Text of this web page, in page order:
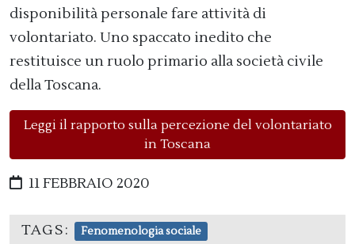
disponibilità personale fare attività di
volontariato. Uno spaccato inedito che
restituisce un ruolo primario alla società civile
della Toscana.
Leggi il rapporto sulla percezione del volontariato
in Toscana
11 FEBBRAIO 2020
TAGS: Fenomenologia sociale